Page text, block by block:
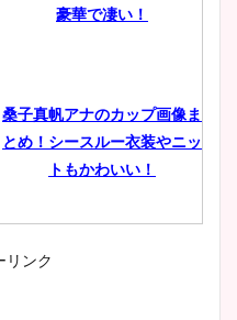
豪華で凄い！
桑子真帆アナのカップ画像ま
とめ！シースルー衣装やニッ
トもかわいい！
小室瑛莉子のカップ画像まと
リンク